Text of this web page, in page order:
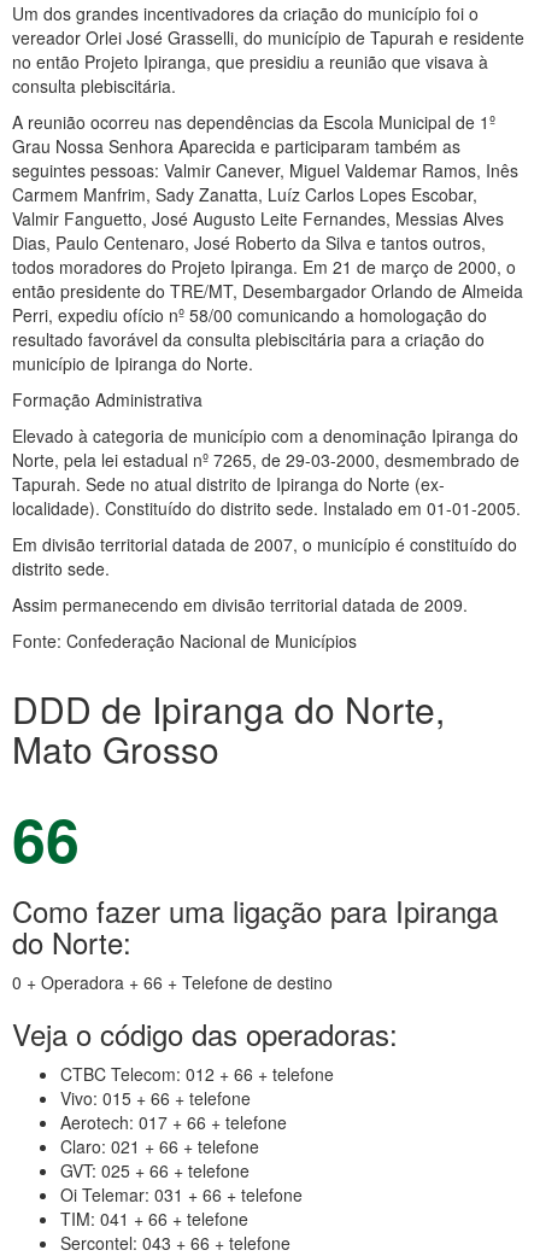
Um dos grandes incentivadores da criação do município foi o
vereador Orlei José Grasselli, do município de Tapurah e residente
no então Projeto Ipiranga, que presidiu a reunião que visava à
consulta plebiscitária.
A reunião ocorreu nas dependências da Escola Municipal de 1º
Grau Nossa Senhora Aparecida e participaram também as
seguintes pessoas: Valmir Canever, Miguel Valdemar Ramos, Inês
Carmem Manfrim, Sady Zanatta, Luíz Carlos Lopes Escobar,
Valmir Fanguetto, José Augusto Leite Fernandes, Messias Alves
Dias, Paulo Centenaro, José Roberto da Silva e tantos outros,
todos moradores do Projeto Ipiranga. Em 21 de março de 2000, o
então presidente do TRE/MT, Desembargador Orlando de Almeida
Perri, expediu ofício nº 58/00 comunicando a homologação do
resultado favorável da consulta plebiscitária para a criação do
município de Ipiranga do Norte.
Formação Administrativa
Elevado à categoria de município com a denominação Ipiranga do
Norte, pela lei estadual nº 7265, de 29-03-2000, desmembrado de
Tapurah. Sede no atual distrito de Ipiranga do Norte (ex-
localidade). Constituído do distrito sede. Instalado em 01-01-2005.
Em divisão territorial datada de 2007, o município é constituído do
distrito sede.
Assim permanecendo em divisão territorial datada de 2009.
Fonte: Confederação Nacional de Municípios
DDD de Ipiranga do Norte,
Mato Grosso
66
Como fazer uma ligação para Ipiranga
do Norte:
0 + Operadora + 66 + Telefone de destino
Veja o código das operadoras:
CTBC Telecom: 012 + 66 + telefone
Vivo: 015 + 66 + telefone
Aerotech: 017 + 66 + telefone
Claro: 021 + 66 + telefone
GVT: 025 + 66 + telefone
Oi Telemar: 031 + 66 + telefone
TIM: 041 + 66 + telefone
Sercontel: 043 + 66 + telefone